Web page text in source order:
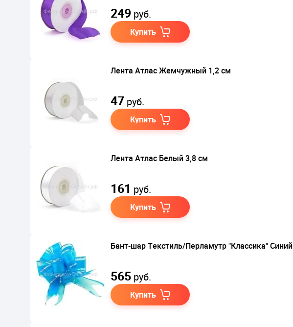
249 руб.
Купить
Лента Атлас Жемчужный 1,2 см
47 руб.
Купить
Лента Атлас Белый 3,8 см
161 руб.
Купить
Бант-шар Текстиль/Перламутр "Классика" Синий
565 руб.
Купить